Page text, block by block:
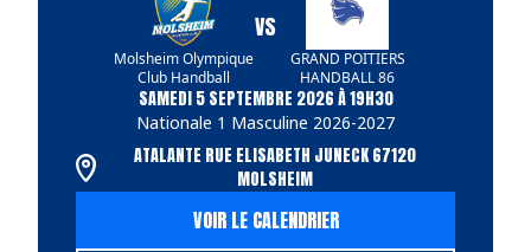
Molsheim Olympique
Club Handball
VS
GRAND POITIERS
HANDBALL 86
SAMEDI 5 SEPTEMBRE 2026 À 19H30
Nationale 1 Masculine 2026-2027
ATALANTE RUE ELISABETH JUNECK 67120
MOLSHEIM
VOIR LE CALENDRIER